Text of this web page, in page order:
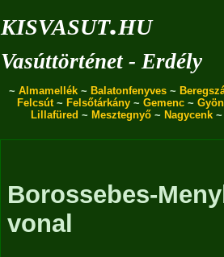
kisvasut.hu
Vasúttörténet - Erdély
~ Almamellék ~ Balatonfenyves ~
Felcsút~ Felsőtárkány ~ Gemenc ~
Lillafüred ~ Mesztegnyő~ Nagycenk
Borossebes-
vonal